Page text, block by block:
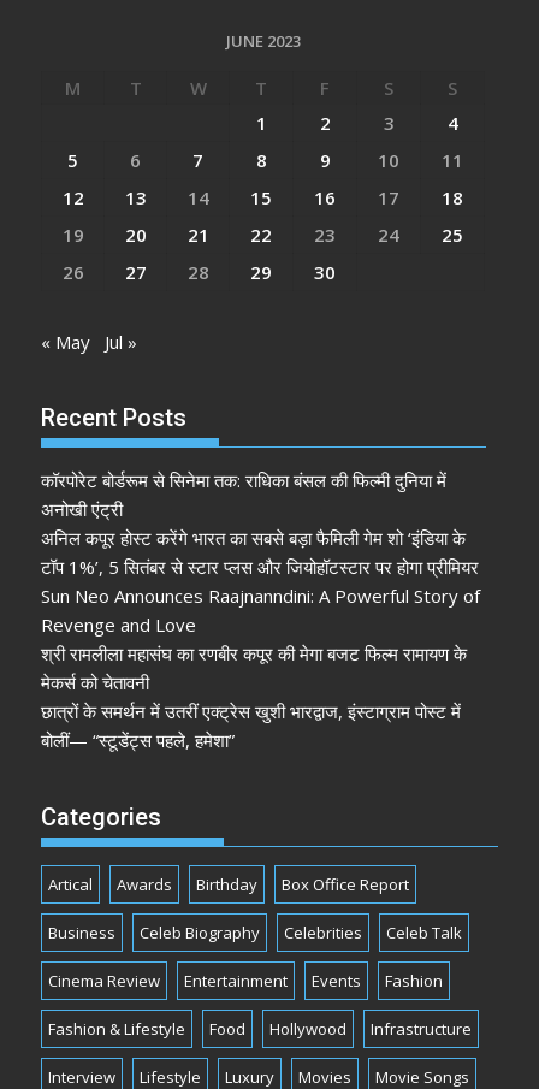
JUNE 2023
M T W T F S
S
1
2 3
4
5
6 7 8 9 10
11
12
13 14 15 16 17
18
19
20 21 22 23 24
25
26
27 28 29 30
« May Jul »
Recent Posts
कॉरपोरेट बोर्डरूम से सिनेमा तक: राधिका बंसल की फिल्मी दुनिया में
अनोखी एंट्री
अनिल कपूर होस्ट करेंगे भारत का सबसे बड़ा फैमिली गेम शो ‘इंडिया के
टॉप 1%’, 5 सितंबर से स्टार प्लस और जियोहॉटस्टार पर होगा प्रीमियर
Sun Neo Announces Raajnanndini: A Powerful Story of
Revenge and Love
श्री रामलीला महासंघ का रणबीर कपूर की मेगा बजट फिल्म रामायण के
मेकर्स को चेतावनी
छात्रों के समर्थन में उतरीं एक्ट्रेस खुशी भारद्वाज, इंस्टाग्राम पोस्ट में
बोलीं— “स्टूडेंट्स पहले, हमेशा”
Categories
Artical Awards Birthday Box Office Report
Business Celeb Biography Celebrities Celeb Talk
Cinema Review Entertainment Events Fashion
Fashion & Lifestyle Food Hollywood Infrastructure
Interview Lifestyle Luxury Movies Movie Songs